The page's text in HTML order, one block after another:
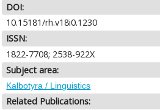
DOI:
10.15181/rh.v18i0.1230
ISSN:
1822-7708; 2538-922X
Subject area:
Kalbotyra / Linguistics
Related Publications: